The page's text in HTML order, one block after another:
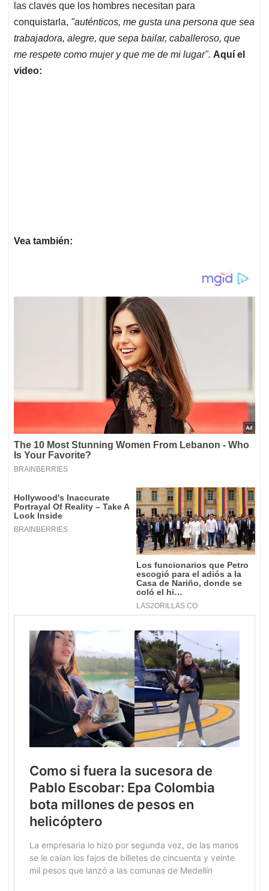
las claves que los hombres necesitan para
conquistarla, "auténticos, me gusta una persona que sea
trabajadora, alegre, que sepa bailar, caballeroso, que
me respete como mujer y que me de mi lugar". Aquí el
video:
Vea también: